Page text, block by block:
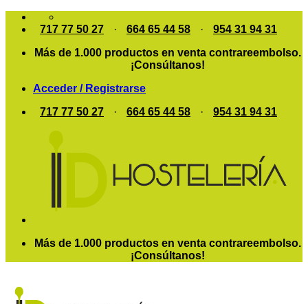
Saltar
717 77 50 27 · 664 65 44 58 ·
954 31 94 31
Más de 1.000 productos en venta contrareembolso.
¡Consúltanos!
Acceder / Registrarse
717 77 50 27
· 664 65 44 58 · 954 31 94 31
Más de 1.000 productos en venta contrareembolso.
¡Consúltanos!